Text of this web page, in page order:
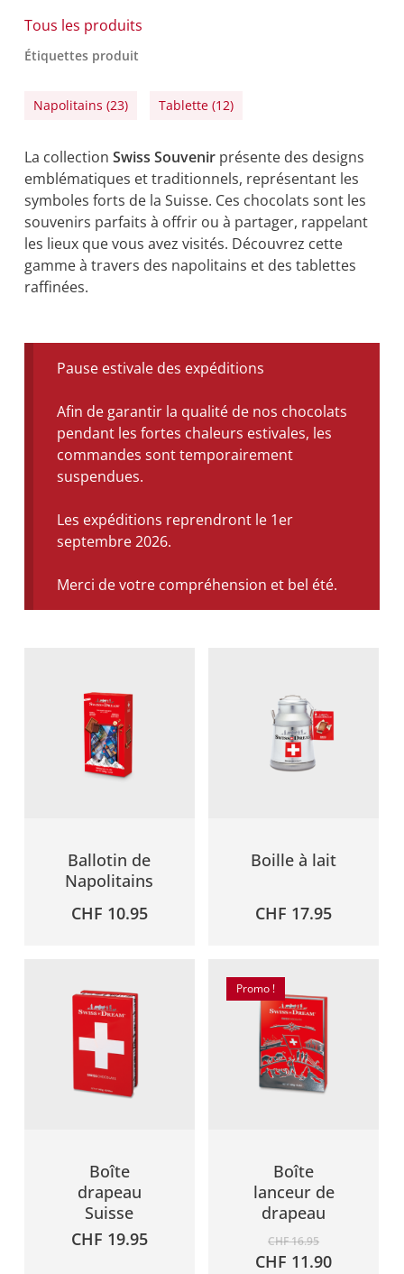
Tous les produits
Étiquettes produit
Napolitains (23) Tablette(12)
La collection Swiss Souvenirprésente des designs
emblématiques et traditionnels, représentant les
symboles forts de la Suisse. Ces chocolats sont les
souvenirs parfaits à offrir ou à partager, rappelant
les lieux que vous avez visités. Découvrez cette
gamme à travers des napolitains et des tablettes
raffinées.
Pause estivale des expéditions
Afin de garantir la qualité de nos chocolats
pendant les fortes chaleurs estivales, les
commandes sont temporairement
suspendues.
Les expéditions reprendront le 1er
septembre 2026.
Merci de votre compréhension et bel été.
Ballotin de
Napolitains
CHF 10.95
Boille à lait
CHF 17.95
Boîte
drapeau
Suisse
CHF 19.95
Promo !
Boîte
lanceur de
drapeau
CHF16.95Le
prix
CHF 11.90Le